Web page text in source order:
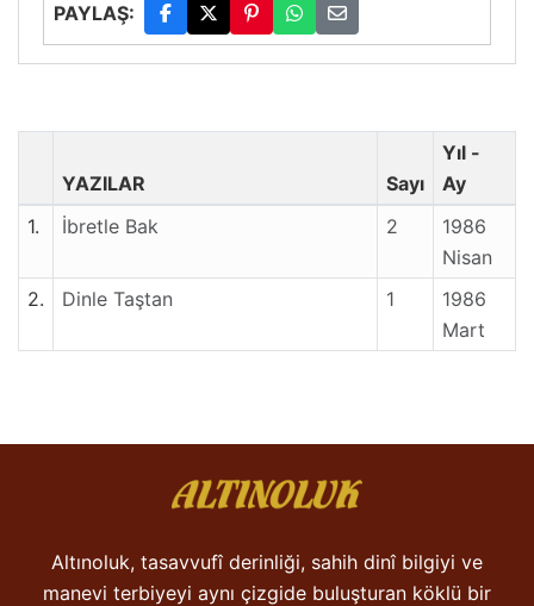
PAYLAŞ:
YAZILAR Sayı
Yıl -
Ay
1.
İbretle Bak 2
1986
Nisan
2.
Dinle Taştan 1
1986
Mart
Altınoluk, tasavvufî derinliği, sahih dinî bilgiyi ve
manevi terbiyeyi aynı çizgide buluşturan köklü bir